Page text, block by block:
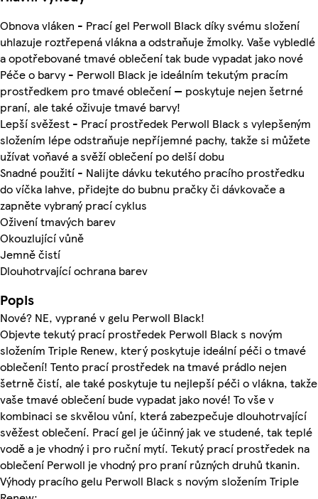
Obnova vláken - Prací gel Perwoll Black díky svému složení
uhlazuje roztřepená vlákna a odstraňuje žmolky. Vaše vybledlé
a opotřebované tmavé oblečení tak bude vypadat jako nové
Péče o barvy - Perwoll Black je ideálním tekutým pracím
prostředkem pro tmavé oblečení — poskytuje nejen šetrné
praní, ale také oživuje tmavé barvy!
Lepší svěžest - Prací prostředek Perwoll Black s vylepšeným
složením lépe odstraňuje nepříjemné pachy, takže si můžete
užívat voňavé a svěží oblečení po delší dobu
Snadné použití - Nalijte dávku tekutého pracího prostředku
do víčka lahve, přidejte do bubnu pračky či dávkovače a
zapněte vybraný prací cyklus
Oživení tmavých barev
Okouzlující vůně
Jemně čistí
Dlouhotrvající ochrana barev
Popis
Nové? NE, vyprané v gelu Perwoll Black!
Objevte tekutý prací prostředek Perwoll Black s novým
složením Triple Renew, který poskytuje ideální péči o tmavé
oblečení! Tento prací prostředek na tmavé prádlo nejen
šetrně čistí, ale také poskytuje tu nejlepší péči o vlákna, takže
vaše tmavé oblečení bude vypadat jako nové! To vše v
kombinaci se skvělou vůní, která zabezpečuje dlouhotrvající
svěžest oblečení. Prací gel je účinný jak ve studené, tak teplé
vodě a je vhodný i pro ruční mytí. Tekutý prací prostředek na
oblečení Perwoll je vhodný pro praní různých druhů tkanin.
Výhody pracího gelu Perwoll Black s novým složením Triple